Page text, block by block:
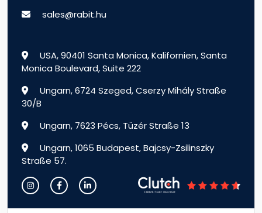
sales@rabit.hu
USA, 90401 Santa Monica, Kalifornien, Santa
Monica Boulevard, Suite 222
Ungarn, 6724 Szeged, Cserzy Mihály Straße
30/B
Ungarn, 7623 Pécs, Tüzér Straße 13
Ungarn, 1065 Budapest, Bajcsy-Zsilinszky
Straße 57.